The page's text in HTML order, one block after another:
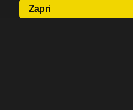
Zapri